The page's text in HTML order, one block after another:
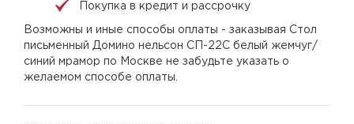
Покупка в кредит и рассрочку
Возможны и иные способы оплаты - заказывая Стол
письменный Домино нельсон СП-22С белый жемчуг/
синий мрамор по Москве не забудьте указать о
желаемом способе оплаты.